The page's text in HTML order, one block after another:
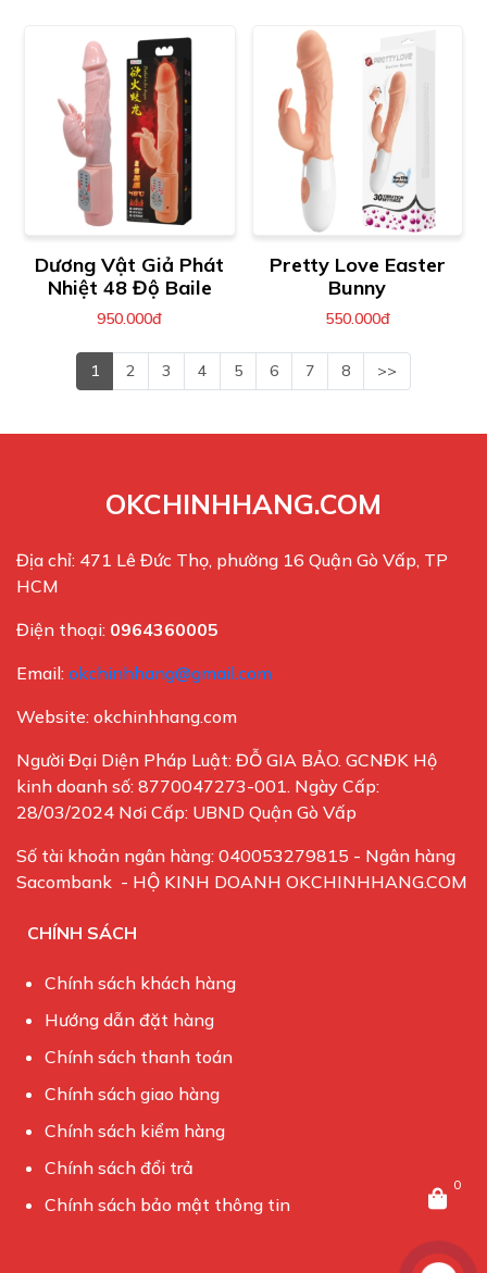
Dương Vật Giả Phát
Nhiệt 48 Độ Baile
950.000đ
Pretty Love Easter
Bunny
550.000đ
1 2 3 4 5 6 7 8 >>
OKCHINHHANG.COM
Địa chỉ: 471 Lê Đức Thọ, phường 16 Quận Gò Vấp, TP
HCM
Điện thoại: 0964360005
Email: okchinhhang@gmail.com
Website: okchinhhang.com
Người Đại Diện Pháp Luật: ĐỖ GIA BẢO. GCNĐK Hộ
kinh doanh số: 8770047273-001. Ngày Cấp:
28/03/2024 Nơi Cấp: UBND Quận Gò Vấp
Số tài khoản ngân hàng: 040053279815 - Ngân hàng
Sacombank - HỘ KINH DOANH OKCHINHHANG.COM
CHÍNH SÁCH
Chính sách khách hàng
Hướng dẫn đặt hàng
Chính sách thanh toán
Chính sách giao hàng
Chính sách kiểm hàng
Chính sách đổi trả
Chính sách bảo mật thông tin
0